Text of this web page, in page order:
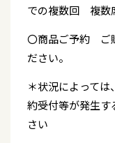
での複数回 複数
〇商品ご予約 ご
ださい。
＊状況によって
約受付等が発生す
さい